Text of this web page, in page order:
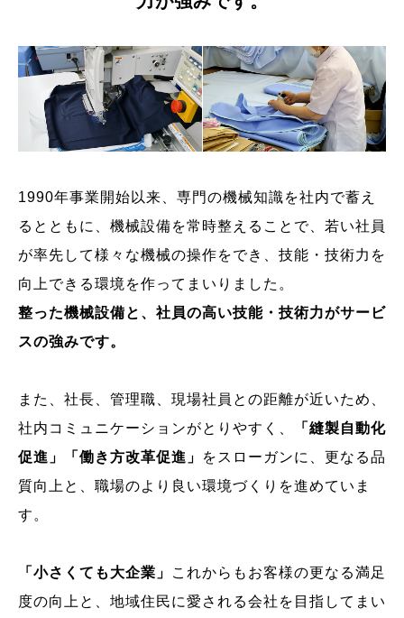
1990年事業開始以来、専門の機械知識を社内で蓄え
るとともに、機械設備を常時整えることで、若い社員
が率先して様々な機械の操作をでき、技能・技術力を
向上できる環境を作ってまいりました。
整った機械設備と、社員の高い技能・技術力がサービ
スの強みです。
また、社長、管理職、現場社員との距離が近いため、
社内コミュニケーションがとりやすく、
「縫製自動化
促進」「働き方改革促進」
をスローガンに、更なる品
質向上と、職場のより良い環境づくりを進めていま
す。
「小さくても大企業」
これからもお客様の更なる満足
度の向上と、地域住民に愛される会社を目指してまい